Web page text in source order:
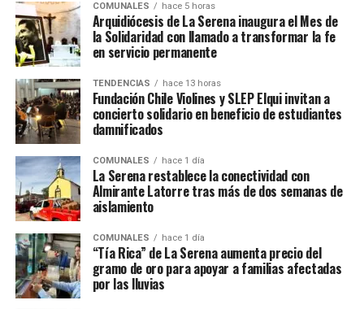
COMUNALES hace 5 horas
Arquidiócesis de La Serena inaugura el Mes de
la Solidaridad con llamado a transformar la fe
en servicio permanente
TENDENCIAS hace 13 horas
Fundación Chile Violines y SLEP Elqui invitan a
concierto solidario en beneficio de estudiantes
damnificados
COMUNALES hace 1 día
La Serena restablece la conectividad con
Almirante Latorre tras más de dos semanas de
aislamiento
COMUNALES hace 1 día
“Tía Rica” de La Serena aumenta precio del
gramo de oro para apoyar a familias afectadas
por las lluvias